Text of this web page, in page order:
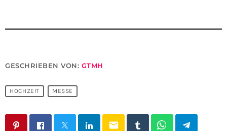
GESCHRIEBEN VON: GTMH
HOCHZEIT MESSE
email